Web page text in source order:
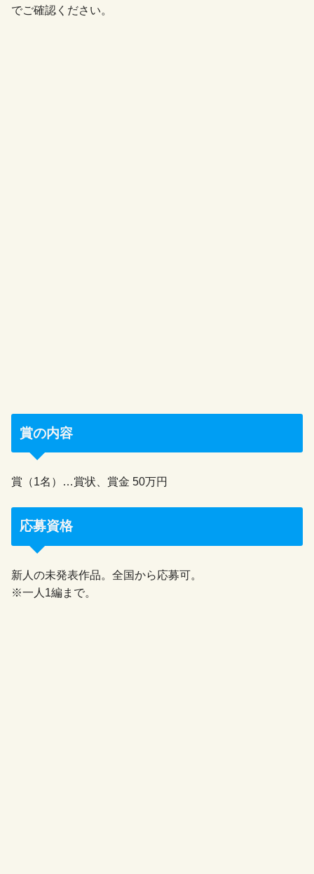
でご確認ください。
賞の内容
賞（1名）…賞状、賞金 50万円
応募資格
新人の未発表作品。全国から応募可。
※一人1編まで。